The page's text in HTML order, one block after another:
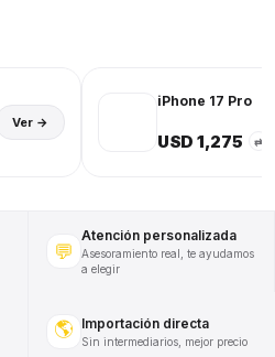
Ver →
iPhone 17 Pro
USD 1,275 ⇄
💬
Atención personalizada
Asesoramiento real, te ayudamos
a elegir
🌎 Importación directa
Sin intermediarios, mejor precio